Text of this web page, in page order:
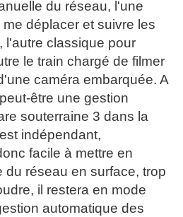
du réseau, l'une
déplacer et suivre les
l'autre classique pour
le train chargé de filmer
caméra embarquée. A
être une gestion
souterraine 3 dans la
indépendant,
facile à mettre en
du réseau en surface, trop
il restera en mode
automatique des